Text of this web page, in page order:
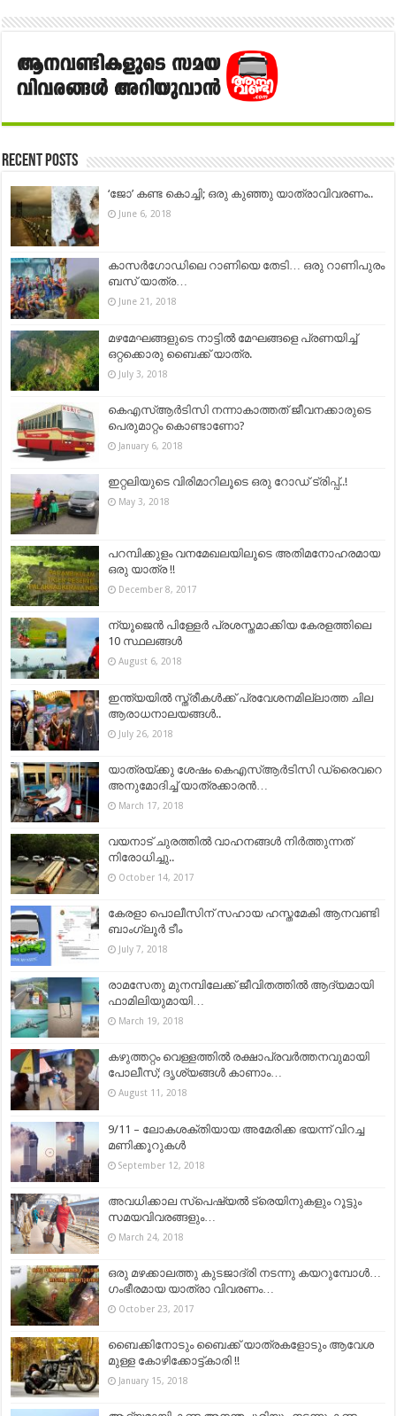
Recent Posts
‘ജോ’ കണ്ട കൊച്ചി; ഒരു കുഞ്ഞു യാത്രാവിവരണം..
June 6, 2018
കാസർഗോഡിലെ റാണിയെ തേടി… ഒരു റാണിപുരം
ബസ് യാത്ര…
June 21, 2018
മഴമേഘങ്ങളുടെ നാട്ടിൽ മേഘങ്ങളെ പ്രണയിച്ച്
ഒറ്റക്കൊരു ബൈക്ക് യാത്ര.
July 3, 2018
കെഎസ്ആര്‍ടിസി നന്നാകാത്തത് ജീവനക്കാരുടെ
പെരുമാറ്റം കൊണ്ടാണോ?
January 6, 2018
ഇറ്റലിയുടെ വിരിമാറിലൂടെ ഒരു റോഡ് ട്രിപ്പ്‌..!
May 3, 2018
പറമ്പിക്കുളം വനമേഖലയിലൂടെ അതിമനോഹരമായ
ഒരു യാത്ര !!
December 8, 2017
ന്യൂജെന്‍ പിള്ളേര്‍ പ്രശസ്തമാക്കിയ കേരളത്തിലെ
10 സ്ഥലങ്ങള്‍
August 6, 2018
ഇന്ത്യയില്‍ സ്ത്രീകള്‍ക്ക് പ്രവേശനമില്ലാത്ത ചില
ആരാധനാലയങ്ങള്‍..
July 26, 2018
യാത്രയ്ക്കു ശേഷം കെഎസ്ആര്‍ടിസി ഡ്രൈവറെ
അനുമോദിച്ച് യാത്രക്കാരന്‍…
March 17, 2018
വയനാട് ചുരത്തില്‍ വാഹനങ്ങള്‍ നിര്‍ത്തുന്നത്
നിരോധിച്ചു..
October 14, 2017
കേരളാ പൊലീസിന് സഹായ ഹസ്തമേകി ആനവണ്ടി
ബാംഗ്ലൂർ ടീം
July 7, 2018
രാമസേതു മുനമ്പിലേക്ക് ജീവിതത്തിൽ ആദ്യമായി
ഫാമിലിയുമായി…
March 19, 2018
കഴുത്തറ്റം വെള്ളത്തിൽ രക്ഷാപ്രവർത്തനവുമായി
പോലീസ്; ദൃശ്യങ്ങൾ കാണാം…
August 11, 2018
9/11 – ലോകശക്തിയായ അമേരിക്ക ഭയന്ന് വിറച്ച
മണിക്കൂറുകള്‍
September 12, 2018
അവധിക്കാല സ്പെഷ്യല്‍ ട്രെയിനുകളും റൂട്ടും
സമയവിവരങ്ങളും…
March 24, 2018
ഒരു മഴക്കാലത്തു കുടജാദ്രി നടന്നു കയറുമ്പോൾ…
ഗംഭീരമായ യാത്രാ വിവരണം…
October 23, 2017
ബൈ​ക്കി​നോ​ടും ബൈ​ക്ക് യാ​ത്ര​ക​ളോ​ടും ആ​വേ​ശ​
മു​ള്ള കോ​ഴി​ക്കോ​ട്ട്കാ​രി !!
January 15, 2018